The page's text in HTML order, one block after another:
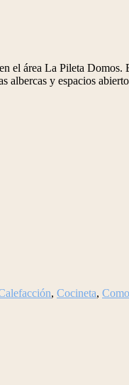
el área La Pileta
albercas y espacios
, Cocineta,